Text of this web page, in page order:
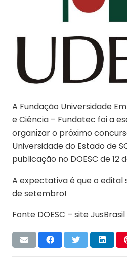
A Fundação Universidade
e Ciência – Fundatec foi a
organizar o próximo
Universidade do Estado de
publicação no DOESC de 12
A expectativa é que o edital
de setembro!
Fonte DOESC – site JusBrasil